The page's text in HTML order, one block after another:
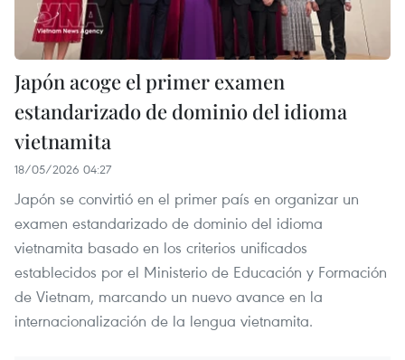
Japón acoge el primer examen
estandarizado de dominio del idioma
vietnamita
18/05/2026 04:27
Japón se convirtió en el primer país en organizar un
examen estandarizado de dominio del idioma
vietnamita basado en los criterios unificados
establecidos por el Ministerio de Educación y Formación
de Vietnam, marcando un nuevo avance en la
internacionalización de la lengua vietnamita.